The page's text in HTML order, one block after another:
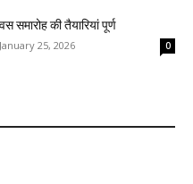
समारोह की तैयारियां पूर्ण
January 25, 2026 0